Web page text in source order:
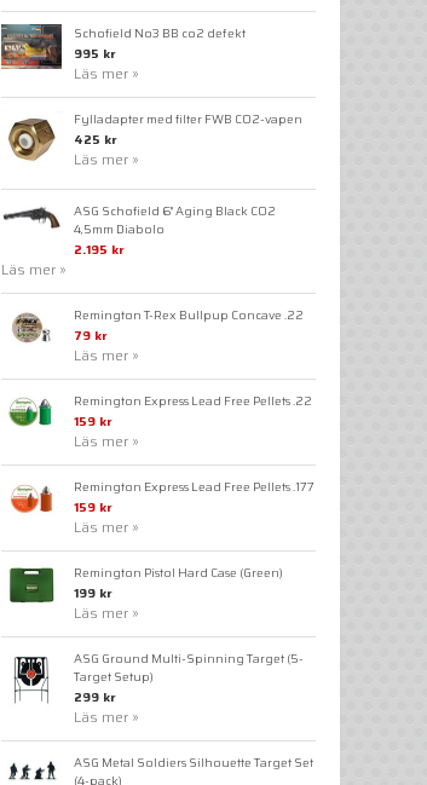
Schofield No3 BB co2 defekt
995 kr
Läs mer »
Fylladapter med filter FWB CO2-vapen
425 kr
Läs mer »
ASG Schofield 6" Aging Black CO2
4,5mm Diabolo
2.195 kr
Läs mer »
Remington T-Rex Bullpup Concave .22
79 kr
Läs mer »
Remington Express Lead Free Pellets .22
159 kr
Läs mer »
Remington Express Lead Free Pellets .177
159 kr
Läs mer »
Remington Pistol Hard Case (Green)
199 kr
Läs mer »
ASG Ground Multi-Spinning Target (5-
Target Setup)
299 kr
Läs mer »
ASG Metal Soldiers Silhouette Target Set
(4-pack)